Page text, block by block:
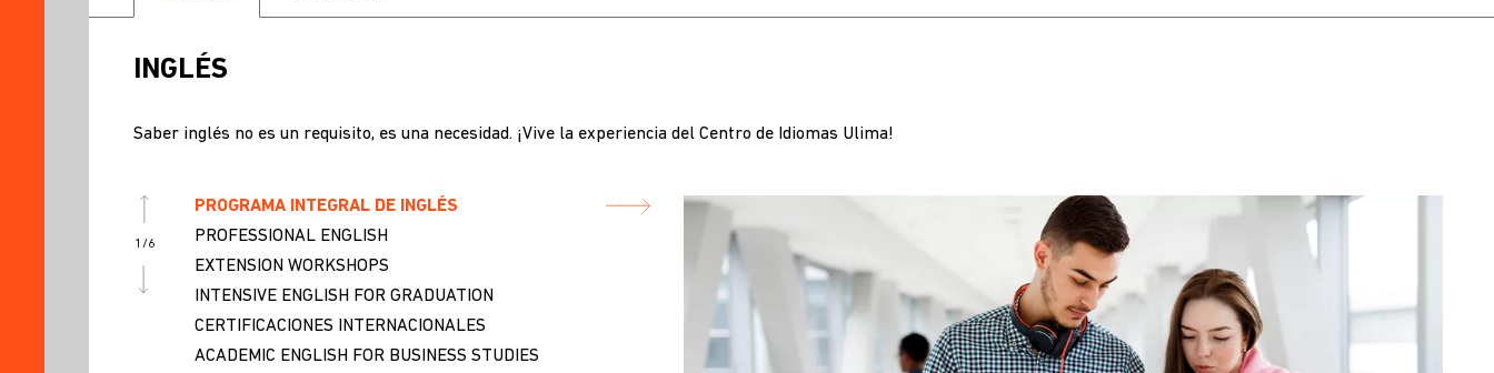
NOTICIAS
ENTREVISTAS
INGLÉS
Saber inglés no es un requisito, es una necesidad. ¡Vive la experiencia del Centro de Idiomas Ulima!
1 /6
PROGRAMA INTEGRAL DE INGLÉS
PROFESSIONAL ENGLISH
EXTENSION WORKSHOPS
INTENSIVE ENGLISH FOR GRADUATION
CERTIFICACIONES INTERNACIONALES
ACADEMIC ENGLISH FOR BUSINESS STUDIES